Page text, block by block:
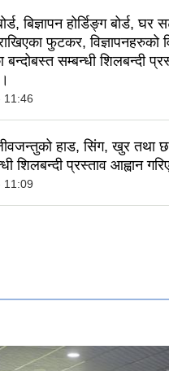
बिज्ञापन होर्डिङ्ग बोर्ड, घर
फुटकर, विज्ञापनहरुको
सम्बन्धी शिलबन्दी
11:46
हाड, सिंग, खुर तथा
शिलबन्दी प्रस्ताव आह्वान
11:09